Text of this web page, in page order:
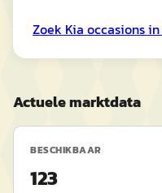
Zoek Kia occasions in
Actuele marktdata
BESCHIKBAAR
123